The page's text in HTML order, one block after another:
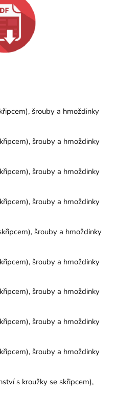
šrouby a hmoždinky
šrouby a hmoždinky
šrouby a hmoždinky
šrouby a hmoždinky
šrouby a hmoždinky
šrouby a hmoždinky
šrouby a hmoždinky
šrouby a hmoždinky
šrouby a hmoždinky
s kroužky se skřipcem),